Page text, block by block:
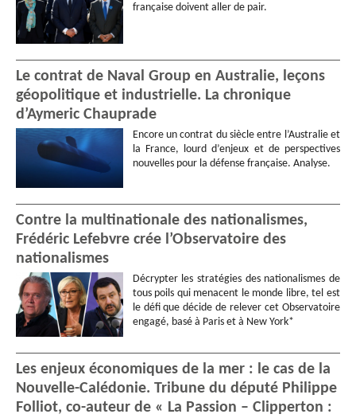
française doivent aller de pair.
Le contrat de Naval Group en Australie, leçons
géopolitique et industrielle. La chronique
d’Aymeric Chauprade
Encore un contrat du siècle entre l’Australie et
la France, lourd d’enjeux et de perspectives
nouvelles pour la défense française. Analyse.
Contre la multinationale des nationalismes,
Frédéric Lefebvre crée l’Observatoire des
nationalismes
Décrypter les stratégies des nationalismes de
tous poils qui menacent le monde libre, tel est
le défi que décide de relever cet Observatoire
engagé, basé à Paris et à New York*
Les enjeux économiques de la mer : le cas de la
Nouvelle-Calédonie. Tribune du député Philippe
Folliot, co-auteur de « La Passion – Clipperton :